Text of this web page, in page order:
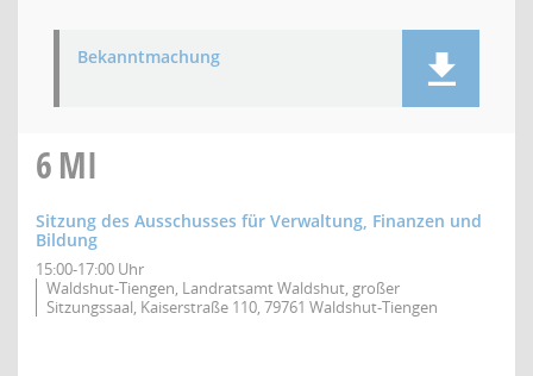
Bekanntmachung
6MI
Sitzung des Ausschusses für Verwaltung, Finanzen und
Bildung
15:00-17:00 Uhr
Waldshut-Tiengen, Landratsamt Waldshut, großer
Sitzungssaal, Kaiserstraße 110, 79761 Waldshut-Tiengen